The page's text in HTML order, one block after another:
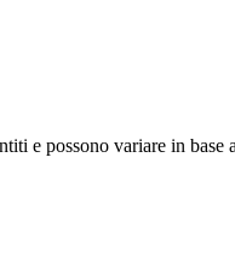
e possono variare in base